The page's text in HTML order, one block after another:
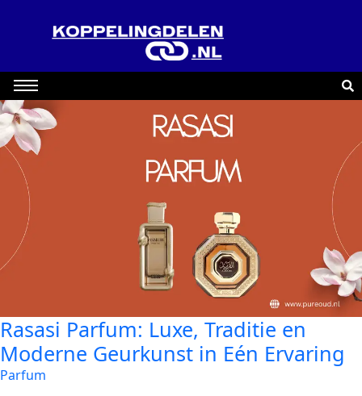
Rasasi Parfum: Luxe, Traditie en
Moderne Geurkunst in Eén Ervaring
Parfum